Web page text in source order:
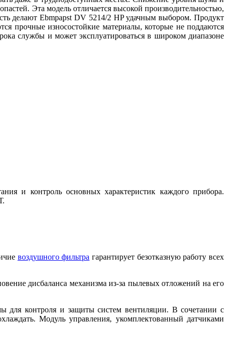
Эта модель отличается высокой производительностью,
делают Ebmpapst DV 5214/2 HP удачным выбором. Продукт
прочные износостойкие материалы, которые не поддаются
службы и может эксплуатироваться в широком диапазоне
и контроль основных характеристик каждого прибора.
воздушного фильтра гарантирует безотказную работу всех
дисбаланса механизма из-за пылевых отложений на его
для контроля и защиты систем вентиляции. В сочетании с
Модуль управления, укомплектованный датчиками